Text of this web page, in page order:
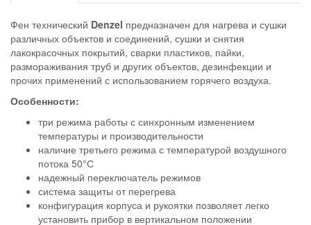
Фен технический Denzel предназначен для нагрева и сушки
различных объектов и соединений, сушки и снятия
лакокрасочных покрытий, сварки пластиков, пайки,
размораживания труб и других объектов, дезинфекции и
прочих применений с использованием горячего воздуха.
Особенности:
три режима работы с синхронным изменением
температуры и производительности
наличие третьего режима с температурой воздушного
потока 50°С
надежный переключатель режимов
система защиты от перегрева
конфигурация корпуса и рукоятки позволяет легко
установить прибор в вертикальном положении